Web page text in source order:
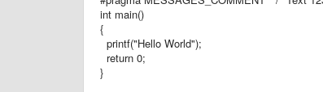
int main()
{
printf("Hello World");
return 0;
}